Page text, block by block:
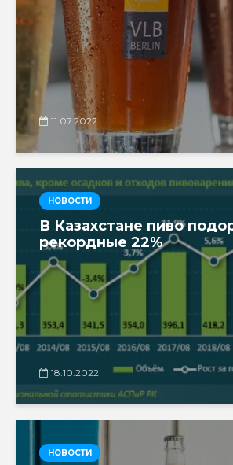
11.07.2022
НОВОСТИ
В Казахстане пиво
рекордные 22%
18.10.2022
НОВОСТИ